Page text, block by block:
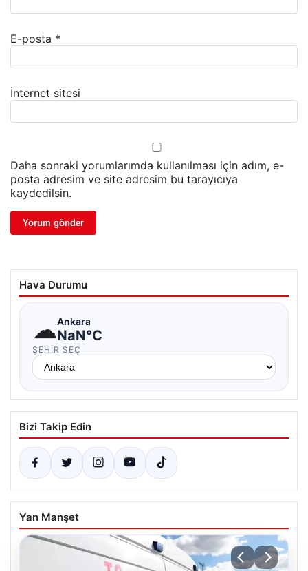
E-posta *
İnternet sitesi
Daha sonraki yorumlarımda kullanılması için adım, e-
posta adresim ve site adresim bu tarayıcıya
kaydedilsin.
Hava Durumu
☁Ankara
NaN°C
ŞEHIR SEÇ
Bizi Takip Edin
Yan Manşet